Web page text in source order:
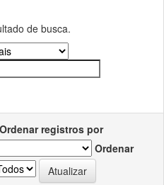
de busca.
Ordenar registros por
Ordenar